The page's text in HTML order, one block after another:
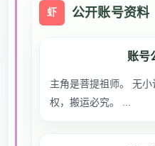
虾 公开账号资料
账号
主角是菩提祖师。 无
权，搬运必究。 ...